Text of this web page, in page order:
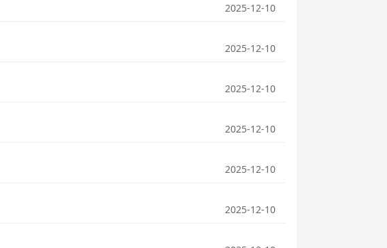
2025-12-10
2025-12-10
2025-12-10
2025-12-10
2025-12-10
2025-12-10